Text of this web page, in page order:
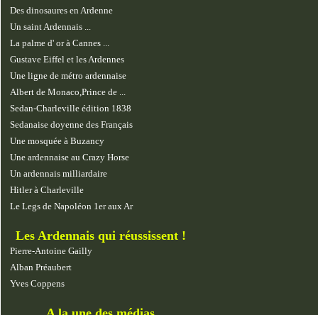
Des dinosaures en Ardenne
Un saint Ardennais ...
La palme d' or à Cannes ...
Gustave Eiffel et les Ardennes
Une ligne de métro ardennaise
Albert de Monaco,Prince de ...
Sedan-Charleville édition 1838
Sedanaise doyenne des Français
Une mosquée à Buzancy
Une ardennaise au Crazy Horse
Un ardennais milliardaire
Hitler à Charleville
Le Legs de Napoléon 1er aux Ar
Les Ardennais qui réussissent !
Pierre-Antoine Gailly
Alban Préaubert
Yves Coppens